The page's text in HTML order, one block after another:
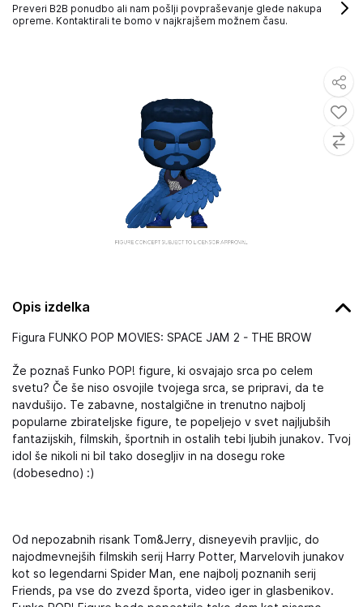
Opis izdelka
Figura FUNKO POP MOVIES: SPACE JAM 2 - THE BROW
Že poznaš Funko POP! figure, ki osvajajo srca po celem
svetu? Če še niso osvojile tvojega srca, se pripravi, da te
navdušijo. Te zabavne, nostalgične in trenutno najbolj
popularne zbirateljske figure, te popeljejo v svet najljubših
fantazijskih, filmskih, športnih in ostalih tebi ljubih junakov. Tvoj
idol še nikoli ni bil tako dosegljiv in na dosegu roke
(dobesedno) :)
Od nepozabnih risank Tom&Jerry, disneyevih pravljic, do
najodmevnejših filmskih serij Harry Potter, Marvelovih junakov
kot so legendarni Spider Man, ene najbolj poznanih serij
Friends, pa vse do zvezd športa, video iger in glasbenikov.
Preveri B2B ponudbo ali nam pošlji povpraševanje glede nakupa
opreme. Kontaktirali te bomo v najkrajšem možnem času.